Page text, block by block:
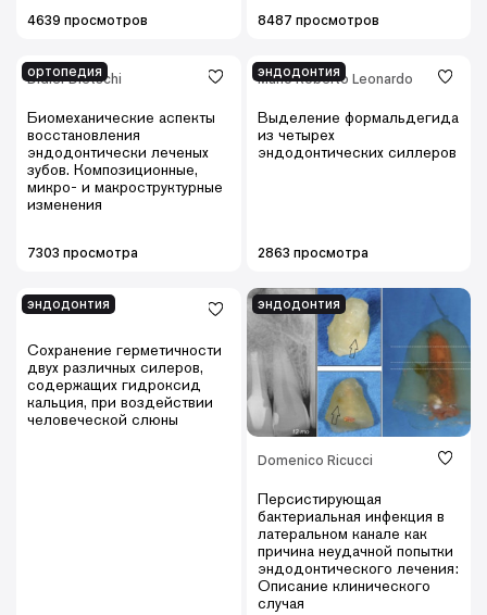
4639 просмотров 8487 просмотров
ортопедия
Didier Dietschi
Биомеханические аспекты
восстановления
эндодонтически леченых
зубов. Композиционные,
микро- и макроструктурные
изменения
7303 просмотра
эндодонтия
Mário Roberto Leonardo
Выделение формальдегида
из четырех
эндодонтических силлеров
2863 просмотра
эндодонтия
Сохранение герметичности
двух различных силеров,
содержащих гидроксид
кальция, при воздействии
человеческой слюны
эндодонтия
Domenico Ricucci
Персистирующая
бактериальная инфекция в
латеральном канале как
причина неудачной попытки
эндодонтического лечения:
Описание клинического
случая